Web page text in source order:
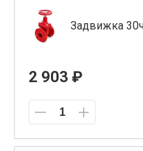
Задвижка
2 903 ₽